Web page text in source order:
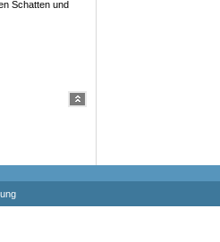
Schatten und